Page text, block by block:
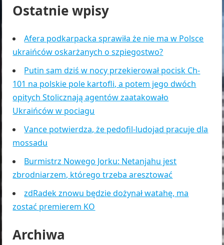
Ostatnie wpisy
Afera podkarpacka sprawiła że nie ma w Polsce
ukraińców oskarżanych o szpiegostwo?
Putin sam dziś w nocy przekierował pocisk Ch-
101 na polskie pole kartofli, a potem jego dwóch
opitych Stolicznają agentów zaatakowało
Ukraińców w pociagu
Vance potwierdza, że pedofil-ludojad pracuje dla
mossadu
Burmistrz Nowego Jorku: Netanjahu jest
zbrodniarzem, którego trzeba aresztować
zdRadek znowu będzie dożynał watahę, ma
zostać premierem KO
Archiwa